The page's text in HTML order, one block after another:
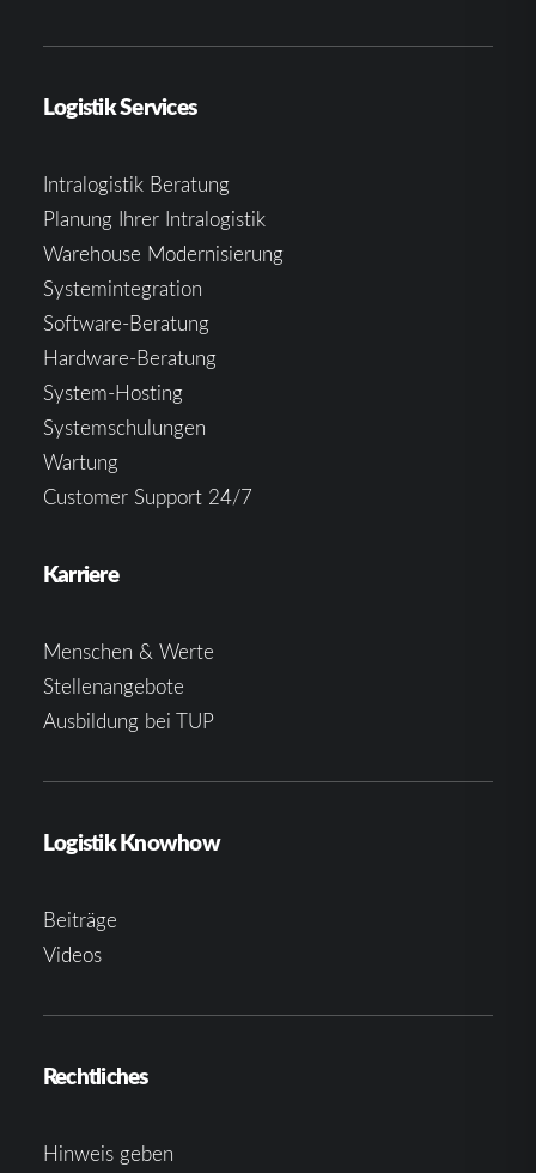
Logistik Services
Intralogistik Beratung
Planung Ihrer Intralogistik
Warehouse Modernisierung
Systemintegration
Software-Beratung
Hardware-Beratung
System-Hosting
Systemschulungen
Wartung
Customer Support 24/7
Karriere
Menschen & Werte
Stellenangebote
Ausbildung bei TUP
Logistik Knowhow
Beiträge
Videos
Rechtliches
Hinweis geben